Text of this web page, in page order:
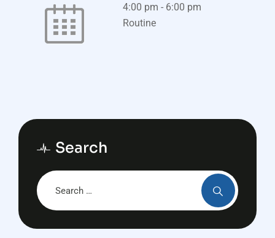
4:00 pm - 6:00 pm
Routine
Search